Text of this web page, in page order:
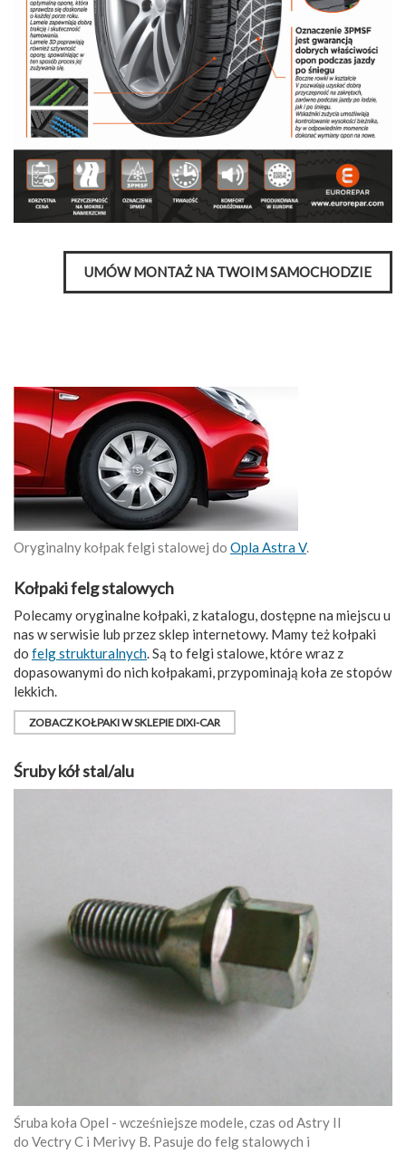
UMÓW MONTAŻ NA TWOIM SAMOCHODZIE
Oryginalny kołpak felgi stalowej do Opla Astra V.
Kołpaki felg stalowych
Polecamy oryginalne kołpaki, z katalogu, dostępne na miejscu u
nas w serwisie lub przez sklep internetowy. Mamy też kołpaki
do felg strukturalnych. Są to felgi stalowe, które wraz z
dopasowanymi do nich kołpakami, przypominają koła ze stopów
lekkich.
ZOBACZ KOŁPAKI W SKLEPIE DIXI-CAR
Śruby kół stal/alu
Śruba koła Opel - wcześniejsze modele, czas od Astry II
do Vectry C i Merivy B. Pasuje do felg stalowych i